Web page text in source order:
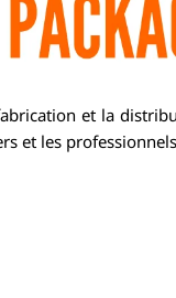
et la
et les